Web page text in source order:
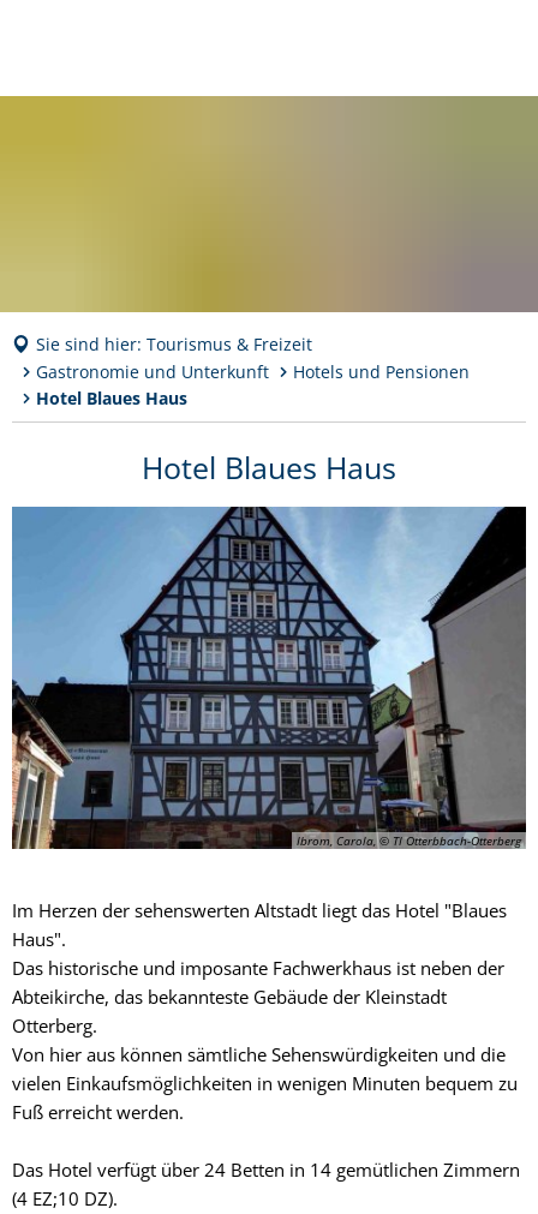
Sie sind hier: Tourismus & Freizeit
Gastronomie und Unterkunft
Hotels und Pensionen
Hotel Blaues Haus
Blaues
Hotel Blaues Haus
Ibrom, Carola, © TI Otterbbach-Otterberg
Im Herzen der sehenswerten Altstadt liegt das Hotel "Blaues
Haus".
Das historische und imposante Fachwerkhaus ist neben der
Abteikirche, das bekannteste Gebäude der Kleinstadt
Otterberg.
Von hier aus können sämtliche Sehenswürdigkeiten und die
vielen Einkaufsmöglichkeiten in wenigen Minuten bequem zu
Fuß erreicht werden.
Das Hotel verfügt über 24 Betten in 14 gemütlichen Zimmern
(4 EZ;10 DZ).